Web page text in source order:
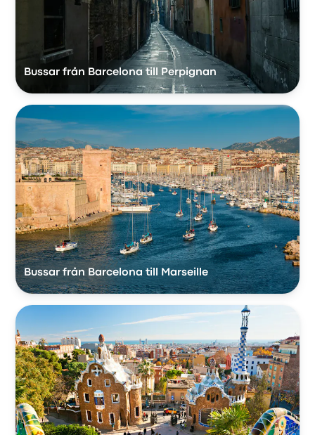
Bussar från Barcelona till Perpignan
Bussar från Barcelona till Marseille